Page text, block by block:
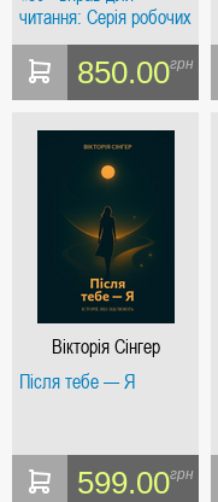
читання: Серія робочих
зошитів»
850.00грн
Вікторія Сінгер
Після тебе — Я
599.00грн